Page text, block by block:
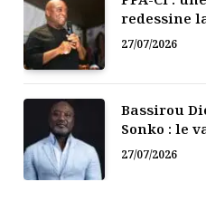
redessine
politique
27/07/2026
Bassirou
Sonko : le
doit pas
27/07/2026